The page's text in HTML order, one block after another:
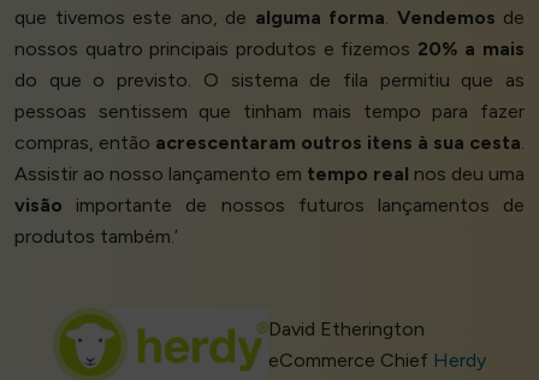
que tivemos este ano, de alguma forma Vendemos de
nossos quatro principais produtos e fizemos 20% a mais
do que o previsto. O sistema de fila permitiu que as
pessoas sentissem que tinham mais tempo para fazer
compras, então acrescentaram outros itens à sua cesta
Assistir ao nosso lançamento em tempo real nos deu uma
visão importante de nossos futuros lançamentos de
produtos também.’
David Etherington
eCommerce Chief Herdy